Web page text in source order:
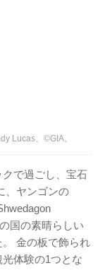
Lucas、©GIA。
で過ごし、宝石
、ヤンゴンの
国の素晴らしい
金の板で飾られ
体験の1つとな